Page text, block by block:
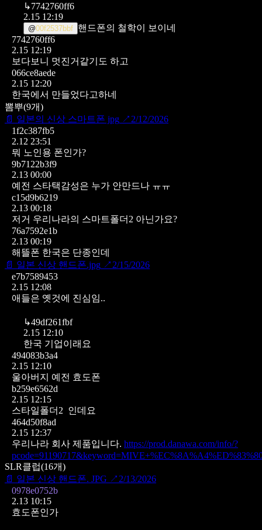
↳7742760ff6
2.15 12:19
@00f2537bbf 핸드폰의 철학이 보이네
7742760ff6
2.15 12:19
보다보니 멋진거같기도 하고
066ce8aede
2.15 12:20
한국에서 만들었다고하네
뽐뿌(9개)
📄 일본의 신상 스마트폰 jpg ↗ 2/12/2026
1f2c387fb5
2.12 23:51
뭐 노인용 폰인가?
9b7122b3f9
2.13 00:00
예전 스타택감성은 누가 안만드나 ㅠㅠ
c15d9b6219
2.13 00:18
저거 우리나라의 스마트폴더2 아닌가요?
76a7592e1b
2.13 00:19
해뜰폰 한국은 단종인데
📄 일본 신상 핸드폰.jpg ↗ 2/15/2026
e7b7589453
2.15 12:08
애들은 옛것에 진심임..
↳49df261fbf
2.15 12:10
한국 기업이래요
494083b3a4
2.15 12:10
울아버지 예전 효도폰
b259e6562d
2.15 12:15
스타일폴더2 인데요
464d50f8ad
2.15 12:37
우리나라 회사 제품입니다. https://prod.danawa.com/info/?
SLR클럽(16개)
📄 일본 신상 핸드폰. JPG ↗ 2/13/2026
0978e0752b
2.13 10:15
효도폰인가